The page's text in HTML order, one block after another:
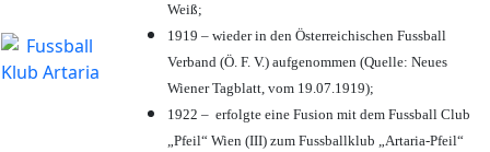
Weiß;
1919 – wieder in den Österreichischen Fussball
Verband (Ö. F. V.) aufgenommen (Quelle: Neues
Wiener Tagblatt, vom 19.07.1919);
1922 – erfolgte eine Fusion mit dem Fussball Club
„Pfeil“ Wien (III) zum Fussballklub „Artaria-Pfeil“